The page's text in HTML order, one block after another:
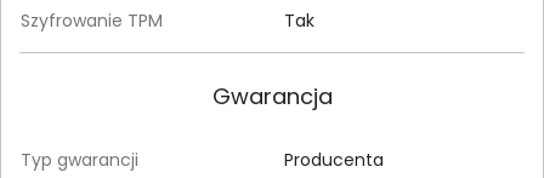
Szyfrowanie TPM Tak
Gwarancja
Typ gwarancji Producenta